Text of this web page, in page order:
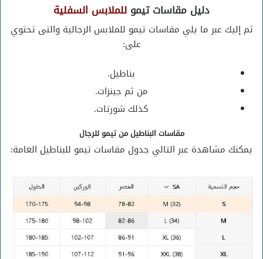
دليل مقاسات تيمو للملابس السفلية
ثم إليك عبر ما يلي مقاسات تيمو للملابس الرجالية والتى تحتوي
على:
بناطيل.
من ثم جينزات.
كذلك شورتات.
مقاسات البناطيل من تيمو للرجال
يمكنك مشاهدة عبر التالي جدول مقاسات تيمو للبناطيل العامة: